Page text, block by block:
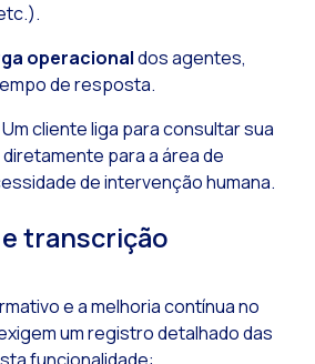
Recuperação de
Otimize o
Fluxos do
operacionaldos agentes,
de resposta.
Um cliente liga para consultar sua
diretamente para a área de
de intervenção humana.
transcrição
e a melhoria contínua no
um registro detalhado das